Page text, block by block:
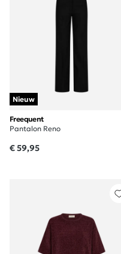
Nieuw
Freequent
Pantalon Reno
€ 59,95